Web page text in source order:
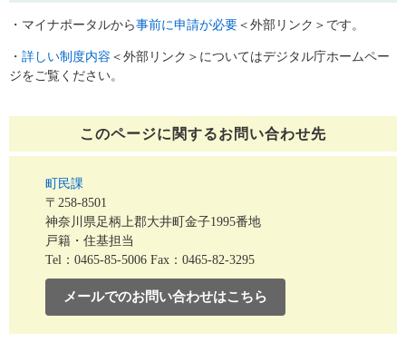
・マイナポータルから事前に申請が必要 ＜外部リンク＞ です。
・ 詳しい制度内容 ＜外部リンク＞ についてはデジタル庁ホームペー
ジをご覧ください。
このページに関するお問い合わせ先
町民課
〒258-8501
神奈川県足柄上郡大井町金子1995番地
戸籍・住基担当
Tel：0465-85-5006 Fax：0465-82-3295
メールでのお問い合わせはこちら